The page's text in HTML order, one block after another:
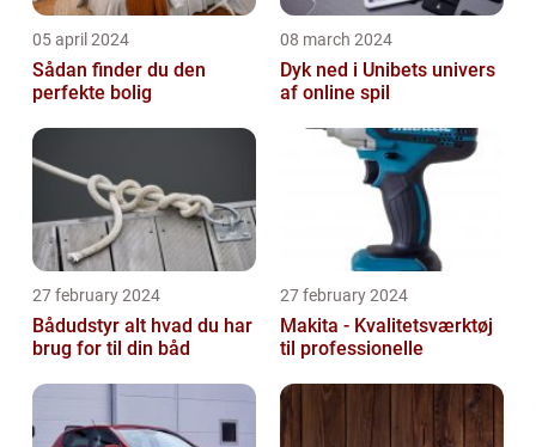
05 april 2024
Sådan finder du den
perfekte bolig
08 march 2024
Dyk ned i Unibets univers
af online spil
27 february 2024
Bådudstyr alt hvad du har
brug for til din båd
27 february 2024
Makita - Kvalitetsværktøj
til professionelle